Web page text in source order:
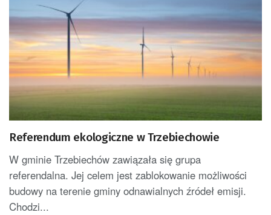
Referendum ekologiczne w Trzebiechowie
W gminie Trzebiechów zawiązała się grupa
referendalna. Jej celem jest zablokowanie możliwości
budowy na terenie gminy odnawialnych źródeł emisji.
Chodzi...